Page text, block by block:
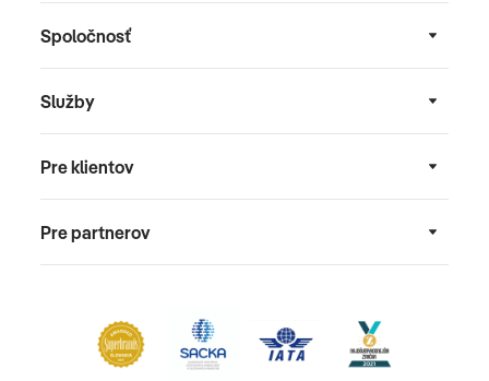
Spoločnosť
Služby
Pre klientov
Pre partnerov